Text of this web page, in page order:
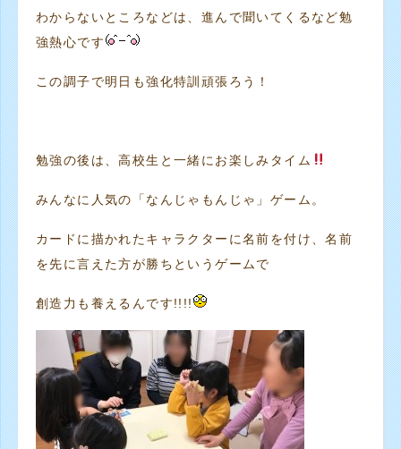
わからないところなどは、進んで聞いてくるなど勉
強熱心です
この調子で明日も強化特訓頑張ろう！
勉強の後は、高校生と一緒にお楽しみタイム
みんなに人気の「なんじゃもんじゃ」ゲーム。
カードに描かれたキャラクターに名前を付け、名前
を先に言えた方が勝ちというゲームで
創造力も養えるんです!!!!